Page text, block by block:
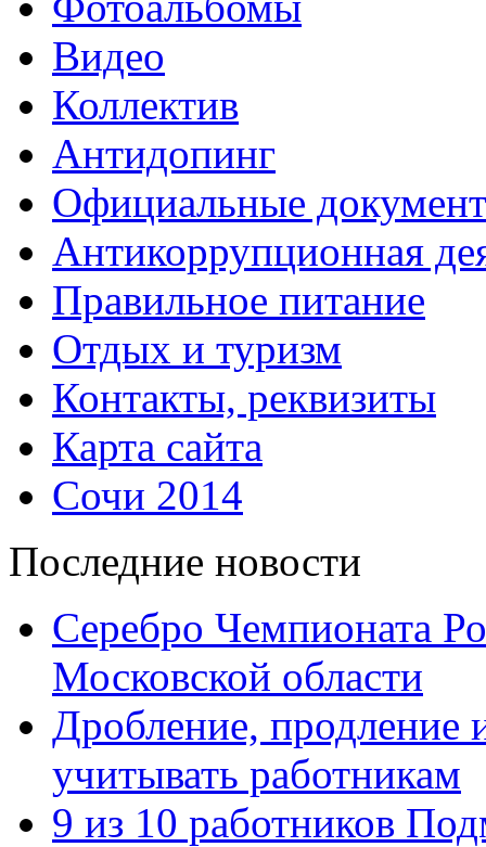
Видео
Коллектив
Антидопинг
Официальные
Антикоррупционная
Правильное питание
Отдых и туризм
Контакты, реквизиты
Карта сайта
Сочи 2014
Последние новости
Серебро Чемпионата
Московской области
Дробление, продление
учитывать работникам
9 из 10 работников